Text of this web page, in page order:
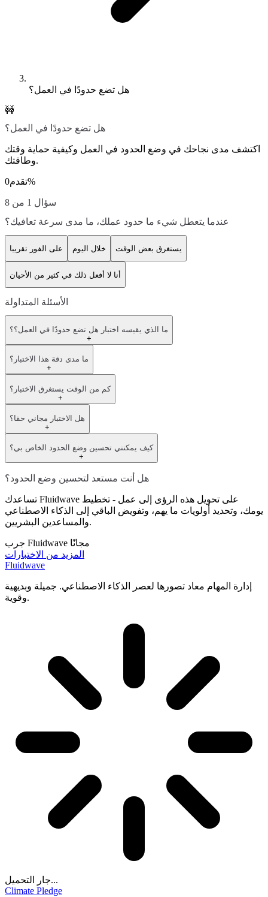
هل تضع حدودًا في العمل؟
🚧
هل تضع حدودًا في العمل؟
اكتشف مدى نجاحك في وضع الحدود في العمل وكيفية حماية وقتك
وطاقتك.
تقدم0 %
سؤال 1 من 8
عندما يتعطل شيء ما حدود عملك، ما مدى سرعة تعافيك؟
على الفور تقريبا خلال اليوم يستغرق بعض الوقت
أنا لا أفعل ذلك في كثير من الأحيان
الأسئلة المتداولة
ما الذي يقيسه اختبار هل تضع حدودًا في العمل؟؟
+
ما مدى دقة هذا الاختبار؟
+
كم من الوقت يستغرق الاختبار؟
+
هل الاختبار مجاني حقا؟
+
كيف يمكنني تحسين وضع الحدود الخاص بي؟
+
هل أنت مستعد لتحسين وضع الحدود؟
تساعدك Fluidwave على تحويل هذه الرؤى إلى عمل - تخطيط
يومك، وتحديد أولويات ما يهم، وتفويض الباقي إلى الذكاء الاصطناعي
والمساعدين البشريين.
جرب Fluidwave مجانًا
المزيد من الاختبارات
Fluidwave
إدارة المهام معاد تصورها لعصر الذكاء الاصطناعي. جميلة وبديهية
وقوية.
جار التحميل...
Climate Pledge